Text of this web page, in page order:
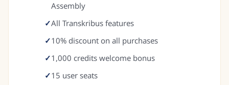
Assembly
✓All Transkribus features
✓10% discount on all purchases
✓1,000 credits welcome bonus
✓15 user seats